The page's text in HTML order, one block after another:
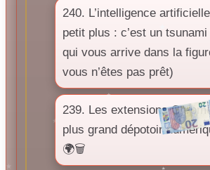
240. L’intelligence
petit plus : c’est un
qui vous arrive dans la
vous n’êtes pas prêt)
239. Les extensions
plus grand dépotoir
🌍🗑️